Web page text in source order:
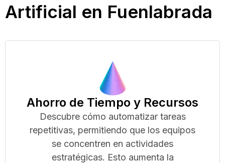
Artificial en Fuenlabrada
Ahorro de Tiempo y Recursos
Descubre cómo automatizar tareas
repetitivas, permitiendo que los equipos
se concentren en actividades
estratégicas. Esto aumenta la